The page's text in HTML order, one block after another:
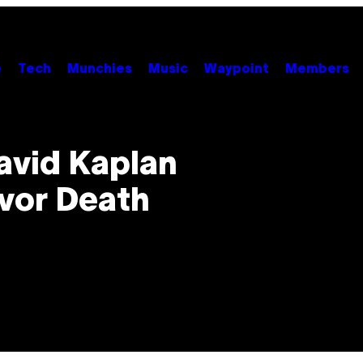
Tech Munchies Music Waypoint Members
Kaplan
Death